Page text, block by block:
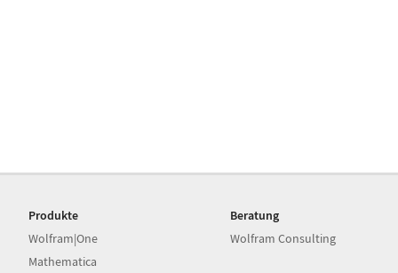
Produkte
Wolfram|One
Mathematica
Beratung
Wolfram Consulting